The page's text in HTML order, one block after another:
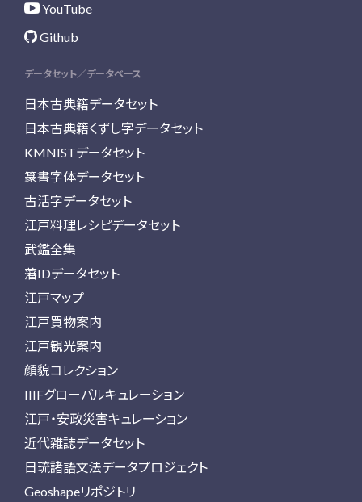
YouTube
Github
データセット／データベース
日本古典籍データセット
日本古典籍くずし字データセット
KMNISTデータセット
篆書字体データセット
古活字データセット
江戸料理レシピデータセット
武鑑全集
藩IDデータセット
江戸マップ
江戸買物案内
江戸観光案内
顔貌コレクション
IIIFグローバルキュレーション
江戸・安政災害キュレーション
近代雑誌データセット
日琉諸語文法データプロジェクト
Geoshapeリポジトリ